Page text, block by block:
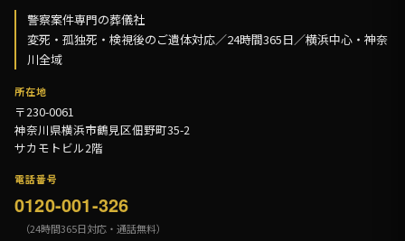
警察案件専門の葬儀社
変死・孤独死・検視後のご遺体対応／24時間365日／横浜中心・神奈
川全域
所在地
〒230-0061
神奈川県横浜市鶴見区佃野町35-2
サカモトビル2階
電話番号
0120-001-326
（24時間365日対応・通話無料）